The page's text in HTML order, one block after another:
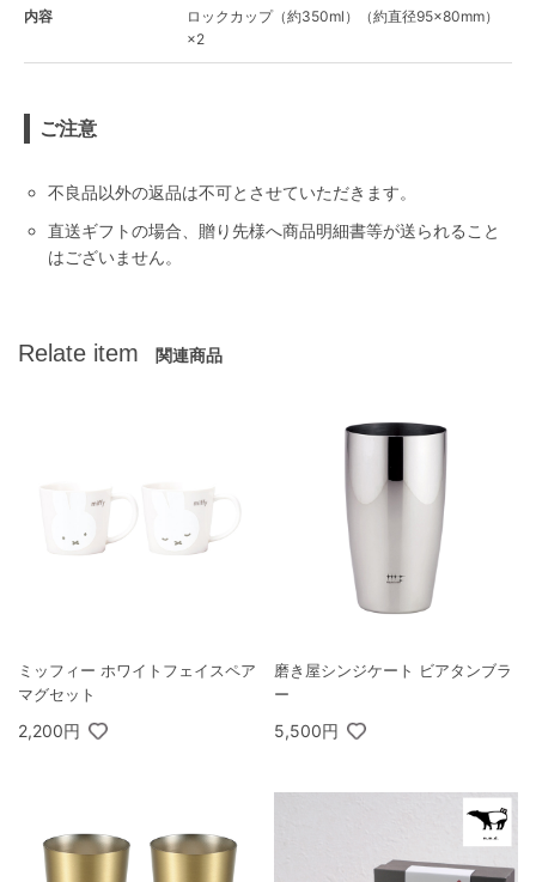
内容
ロックカップ（約350ml）（約直径95×80mm）
×2
ご注意
不良品以外の返品は不可とさせていただきます。
直送ギフトの場合、贈り先様へ商品明細書等が送られること
はございません。
Relate item 関連商品
ミッフィー ホワイトフェイスペア
マグセット
2,200円
磨き屋シンジケート ビアタンブラ
ー
5,500円